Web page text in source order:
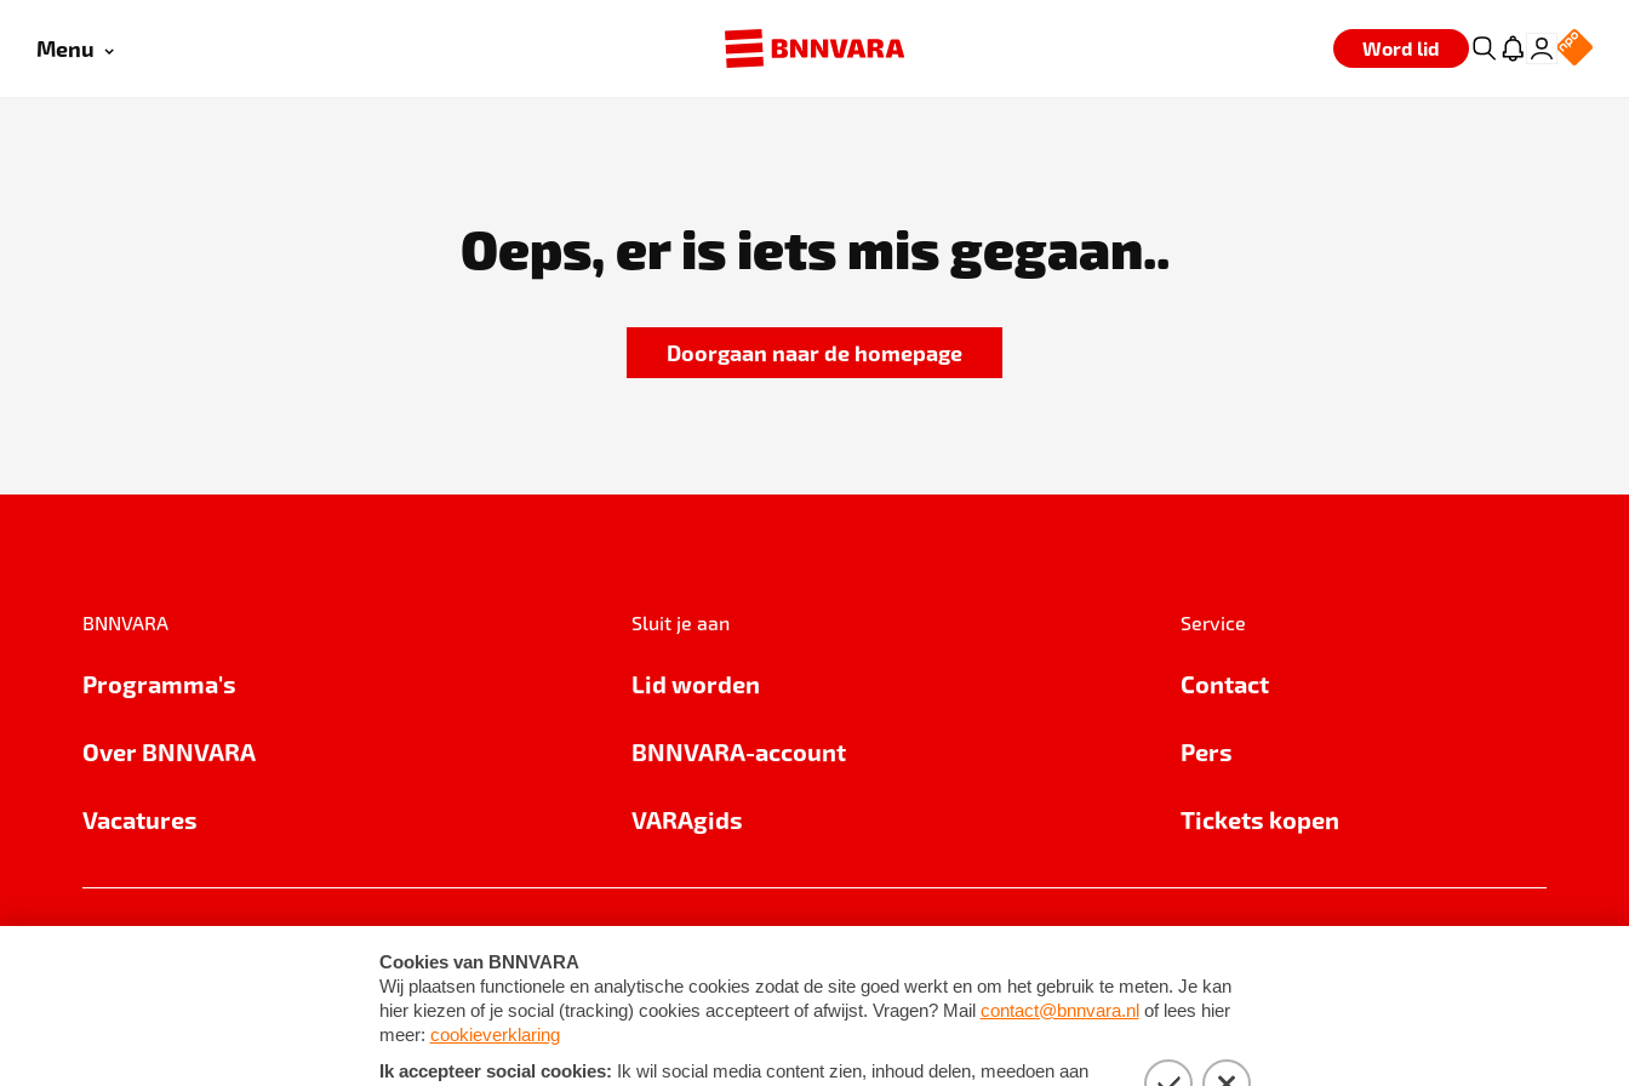
Menu Word lid
Oeps, er is iets mis gegaan..
Doorgaan naar de homepage
BNNVARA
Programma's
Over BNNVARA
Vacatures
Sluit je aan
Lid worden
BNNVARA-account
VARAgids
Service
Contact
Pers
Tickets kopen
Cookie-instellingen Algemene voorwaarden ©2026BNNVARA